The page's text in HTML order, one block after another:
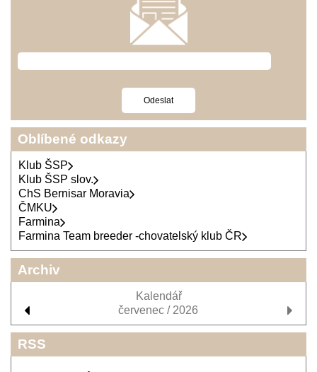
Oblíbené odkazy
Klub ŠSP
Klub ŠSP slov.
ChS Bernisar Moravia
ČMKU
Farmina
Farmina Team breeder -chovatelský klub ČR
Archiv
Kalendář
červenec / 2026
RSS